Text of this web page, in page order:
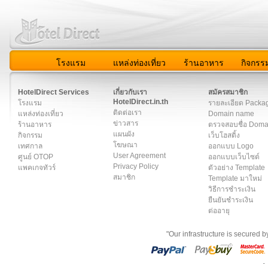
โรงแรม แหล่งท่องเที่ยว ร้านอาหาร กิจกรร
HotelDirect Services
โรงแรม
แหล่งท่องเที่ยว
ร้านอาหาร
กิจกรรม
เทศกาล
ศูนย์ OTOP
แพคเกจทัวร์
เกี่ยวกับเรา
HotelDirect.in.th
ติดต่อเรา
ข่าวสาร
แผนผัง
โฆษณา
User Agreement
Privacy Policy
สมาชิก
สมัครสมาชิก
รายละเอียด
Domain name
ตรวจสอบชื่อ
เว็บโฮสติ้ง
ออกแบบ Logo
ออกแบบเว็บไซต์
ตัวอย่าง Template
Template มาใหม่
วิธีการชำระเงิน
ยืนยันชำระเงิน
ต่ออายุ
"Our infrastructure is secured